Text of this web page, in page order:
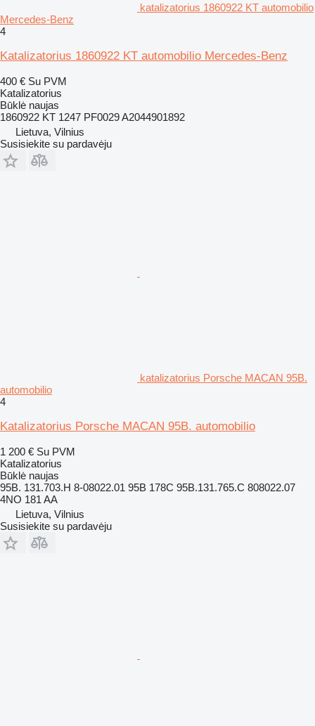
katalizatorius 1860922 KT automobilio
Mercedes-Benz
4
Katalizatorius 1860922 KT automobilio Mercedes-Benz
400 € Su PVM
Katalizatorius
Būklė naujas
1860922 KT 1247 PF0029 A2044901892
Lietuva, Vilnius
Susisiekite su pardavėju
katalizatorius Porsche MACAN 95B.
automobilio
4
Katalizatorius Porsche MACAN 95B. automobilio
1 200 € Su PVM
Katalizatorius
Būklė naujas
95B. 131.703.H 8-08022.01 95B 178C 95B.131.765.C 808022.07
4NO 181 AA
Lietuva, Vilnius
Susisiekite su pardavėju